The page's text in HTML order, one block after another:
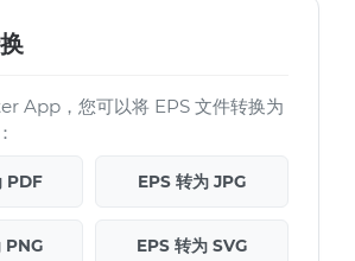
App，您可以将 EPS 文件转换为
PDF EPS 转为 JPG
PNG EPS 转为 SVG